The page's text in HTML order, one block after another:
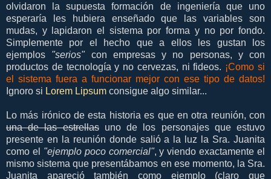
olvidaron la supuesta formación de ingeniería que uno
esperaría les hubiera enseñado que las variables son
mudas, y lapidaron el sistema por forma y no por fondo.
Simplemente por el hecho que a ellos les gustan los
ejemplos "serios"con empresas y no personas, y con
productos de tecnología y no cervezas, ni fideos. ¡Como si
el sistema fuera a funcionar mejor con ese tipo de datos!
Ignoro si Lorem Lipsum consigue algo similar...
Lo más irónico de esta historia es que en otra reunión, con
una de las estrellasuno de los personajes que estuvo
presente en la reunión donde salió a la luz la Sra. Juanita
como el "ejemplo poco comercial", y viendo exactamente el
mismo sistema que presentábamos en ese momento, la Sra.
Juanita apareció también como ejemplo (claro que